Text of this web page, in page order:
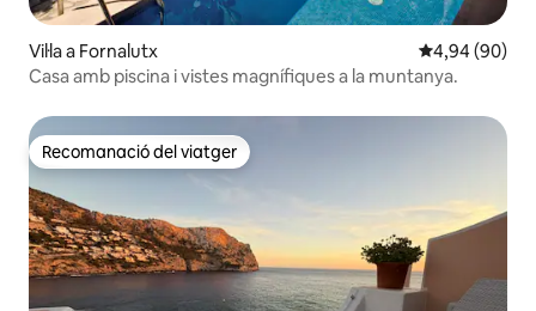
Vil·la a Fornalutx 4,94 de
4,94 (90)
Casa amb piscina i vistes magnífiques a la muntanya.
Recomanació del viatger
Recomanació del viatger